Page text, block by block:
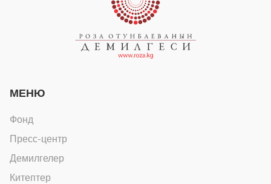
МЕНЮ
Фонд
Пресс-центр
Демилгелер
Китептер